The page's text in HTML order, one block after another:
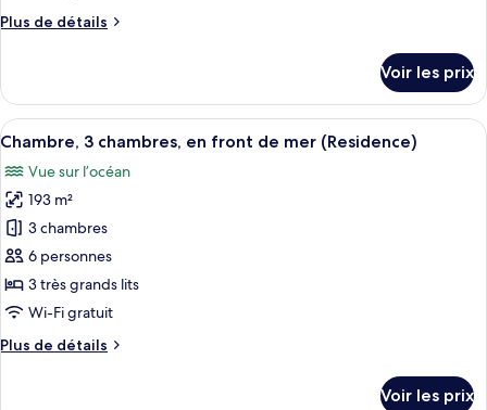
chambre :
chambres
(Beach
Residence)
Plus de détails
Plus
le
type
de
Chambre,
3
chambres
(Beach
Residence)
Voir les prix
Afficher
toutes
les
photos
pour
ce
type
de
chambre :
Chambre,
Une chambre avec un grand lit, des
11
Chambre, 3 chambres, en front de mer (Residence)
Vue sur l’océan
193 m²
3 chambres
6 personnes
3 très grands lits
Wi-Fi gratuit
Plus de détails
Plus
Voir les prix